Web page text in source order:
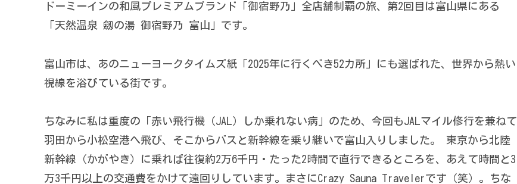
ドーミーインの和風プレミアムブランド「御宿野乃」全店舗制覇の旅、第2回目は富山県にある
「天然温泉 劔の湯 御宿野乃 富山」です。
富山市は、あのニューヨークタイムズ紙「2025年に行くべき52カ所」にも選ばれた、世界から熱い
視線を浴びている街です。
ちなみに私は重度の「赤い飛行機（JAL）しか乗れない病」のため、今回もJALマイル修行を兼ねて
羽田から小松空港へ飛び、そこからバスと新幹線を乗り継いで富山入りしました。 東京から北陸
新幹線（かがやき）に乗れば往復約2万6千円・たった2時間で直行できるところを、あえて時間と3
万3千円以上の交通費をかけて遠回りしています。まさにCrazy Sauna Travelerです（笑）。ちな